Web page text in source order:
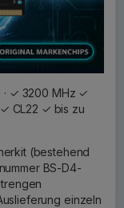
· ✓ 3200 MHz ✓
✓ CL22 ✓ bis zu
(bestehend
BS-D4-
einzeln